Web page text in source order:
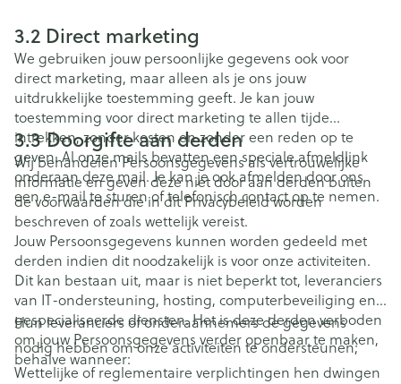
3.2 Direct marketing
We gebruiken jouw persoonlijke gegevens ook voor
direct marketing, maar alleen als je ons jouw
uitdrukkelijke toestemming geeft. Je kan jouw
toestemming voor direct marketing te allen tijde
intrekken, zonder kosten en zonder een reden op te
geven. Al onze mails bevatten een speciale afmeldlink
onderaan deze mail. Je kan je ook afmelden door ons
een e-mail te sturen of telefonisch contact op te nemen.
3.3 Doorgifte aan derden
Wij behandelen Persoonsgegevens als vertrouwelijke
informatie en geven deze niet door aan derden buiten
de voorwaarden die in dit Privacybeleid worden
beschreven of zoals wettelijk vereist.
Jouw Persoonsgegevens kunnen worden gedeeld met
derden indien dit noodzakelijk is voor onze activiteiten.
Dit kan bestaan uit, maar is niet beperkt tot, leveranciers
van IT-ondersteuning, hosting, computerbeveiliging en
gespecialiseerde diensten. Het is deze derden verboden
om jouw Persoonsgegevens verder openbaar te maken,
behalve wanneer:
Hun leveranciers of onderaannemers de gegevens
nodig hebben om onze activiteiten te ondersteunen;
Wettelijke of reglementaire verplichtingen hen dwingen